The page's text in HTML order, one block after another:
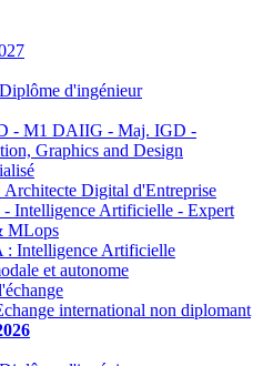
d'ingénieur
- M1 DAIIG - Maj. IGD -
Graphics and Design
Digital d'Entreprise
Intelligence Artificielle - Expert
MLops
Intelligence Artificielle
et autonome
international non diplomant